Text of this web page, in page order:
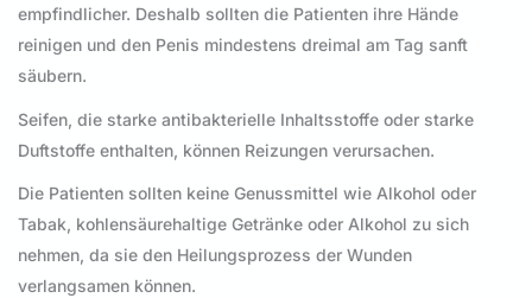
empfindlicher. Deshalb sollten die Patienten ihre Hände
reinigen und den Penis mindestens dreimal am Tag sanft
säubern.
Seifen, die starke antibakterielle Inhaltsstoffe oder starke
Duftstoffe enthalten, können Reizungen verursachen.
Die Patienten sollten keine Genussmittel wie Alkohol oder
Tabak, kohlensäurehaltige Getränke oder Alkohol zu sich
nehmen, da sie den Heilungsprozess der Wunden
verlangsamen können.